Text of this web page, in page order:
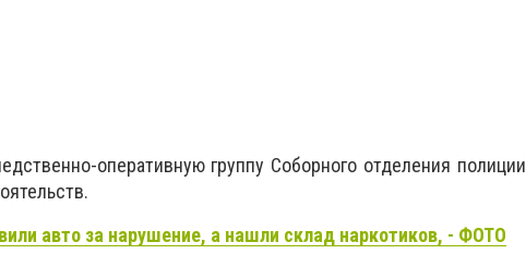
оперативную группу Соборного отделения полиции
авто за нарушение, а нашли склад наркотиков, - ФОТО